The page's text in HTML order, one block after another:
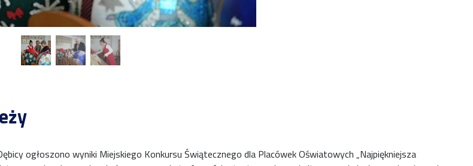
ogłoszono wyniki Miejskiego Konkursu Świątecznego dla Placówek Oświatowych „Najpiękniejsza